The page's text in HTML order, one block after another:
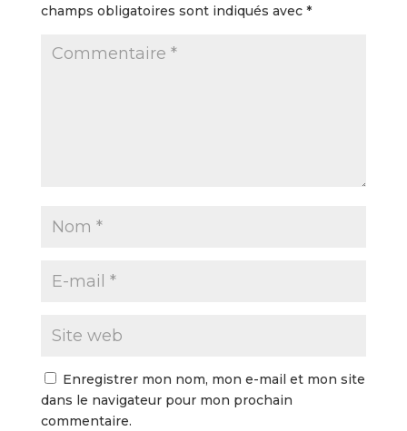
champs obligatoires sont indiqués avec *
Enregistrer mon nom, mon e-mail et mon site
dans le navigateur pour mon prochain
commentaire.